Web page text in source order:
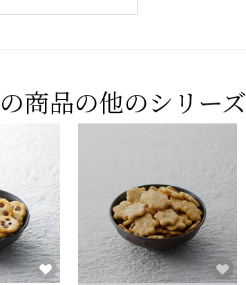
商品の他のシリーズ